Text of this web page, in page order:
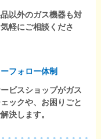
以外のガス機器も対
軽にご相談くださ
フォロー体制
ビスショップがガス
ックや、お困りごと
決します。